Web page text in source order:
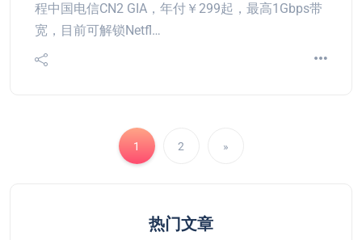
程中国电信CN2 GIA，年付￥299起，最高1Gbps带
宽，目前可解锁Netfl…
1 2 »
热门文章